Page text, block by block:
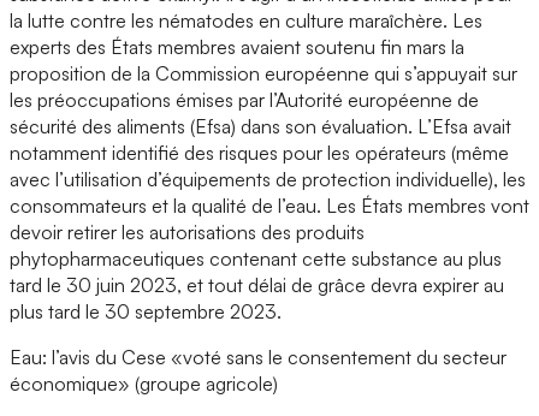
la lutte contre les nématodes en culture maraîchère. Les
experts des États membres avaient soutenu fin mars la
proposition de la Commission européenne qui s’appuyait sur
les préoccupations émises par l’Autorité européenne de
sécurité des aliments (Efsa) dans son évaluation. L’Efsa avait
notamment identifié des risques pour les opérateurs (même
avec l’utilisation d’équipements de protection individuelle), les
consommateurs et la qualité de l’eau. Les États membres vont
devoir retirer les autorisations des produits
phytopharmaceutiques contenant cette substance au plus
tard le 30 juin 2023, et tout délai de grâce devra expirer au
plus tard le 30 septembre 2023.
Eau: l’avis du Cese «voté sans le consentement du secteur
économique» (groupe agricole)